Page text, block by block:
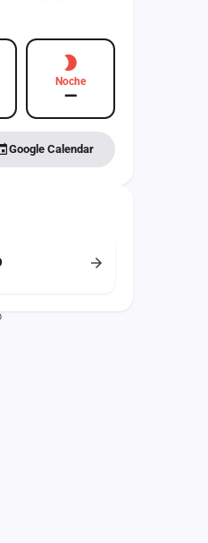
Noche
—
Google Calendar